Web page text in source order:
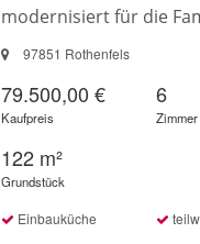
modernisiert für die
97851 Rothenfels
79.500,00 €
Kaufpreis
6
Zimmer
122 m²
Grundstück
Einbauküche